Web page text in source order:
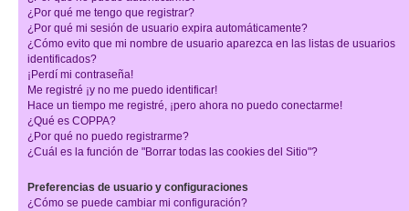
¿Por qué me tengo que registrar?
¿Por qué mi sesión de usuario expira automáticamente?
¿Cómo evito que mi nombre de usuario aparezca en las listas de usuarios
identificados?
¡Perdí mi contraseña!
Me registré ¡y no me puedo identificar!
Hace un tiempo me registré, ¡pero ahora no puedo conectarme!
¿Qué es COPPA?
¿Por qué no puedo registrarme?
¿Cuál es la función de "Borrar todas las cookies del Sitio"?
Preferencias de usuario y configuraciones
¿Cómo se puede cambiar mi configuración?